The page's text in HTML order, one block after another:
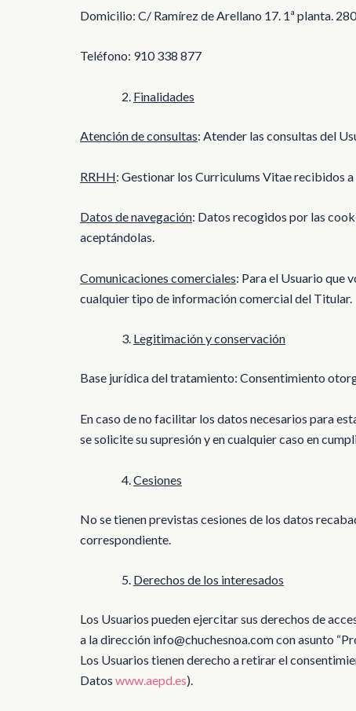
Domicilio: C/ Ramírez de Arellano 17. 1ª planta.
Teléfono: 910 338 877
Finalidades
Atención de consultas: Atender las consultas del
RRHH: Gestionar los Curriculums Vitae recibidos
Datos de navegación: Datos recogidos por las
aceptándolas.
Comunicaciones comerciales: Para el Usuario que
cualquier tipo de información comercial del Titular.
Legitimación y conservación
Base jurídica del tratamiento: Consentimiento
En caso de no facilitar los datos necesarios para
se solicite su supresión y en cualquier caso en
Cesiones
No se tienen previstas cesiones de los datos
correspondiente.
Derechos de los interesados
Los Usuarios pueden ejercitar sus derechos de
a la dirección info@chuchesnoa.com con asunto
Los Usuarios tienen derecho a retirar el
Datos www.aepd.es).